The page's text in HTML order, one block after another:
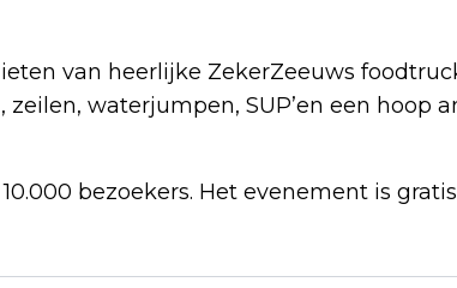
van heerlijke ZekerZeeuws
waterjumpen, SUP’en een hoop
bezoekers. Het evenement is